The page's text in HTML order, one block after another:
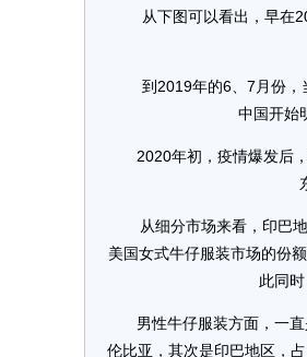
从下图可以看出，早在
到2019年的6、7月份，当
中国开始
2020年初，疫情爆发后，
从细分市场来看，印巴地
美国女式牛仔服装市场的份
此同
男性牛仔服装方面，一直
伦比亚，其次是印巴地区，